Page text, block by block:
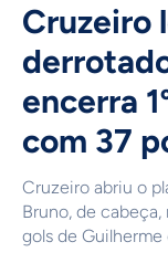
Cruzeiro
encerra
com 37
Cruzeiro abriu o
Bruno, de
gols de Guilherme